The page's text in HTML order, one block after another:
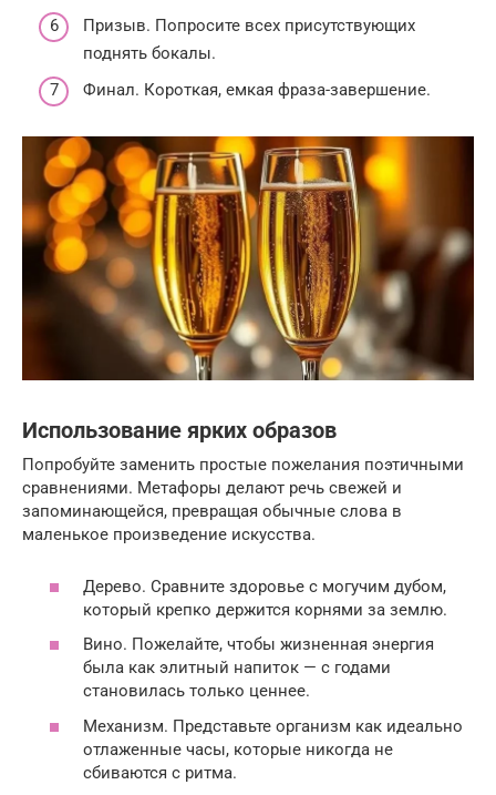
Призыв. Попросите всех присутствующих
поднять бокалы.
Финал. Короткая, емкая фраза-завершение.
Использование ярких образов
Попробуйте заменить простые пожелания поэтичными
сравнениями. Метафоры делают речь свежей и
запоминающейся, превращая обычные слова в
маленькое произведение искусства.
Дерево. Сравните здоровье с могучим дубом,
который крепко держится корнями за землю.
Вино. Пожелайте, чтобы жизненная энергия
была как элитный напиток — с годами
становилась только ценнее.
Механизм. Представьте организм как идеально
отлаженные часы, которые никогда не
сбиваются с ритма.